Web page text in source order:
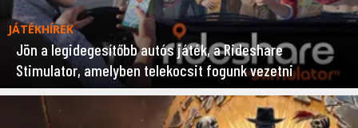
JÁTÉKHÍREK
Jön a legidegesítőbb autós játék, a Rideshare
Stimulator, amelyben telekocsit fogunk vezetni